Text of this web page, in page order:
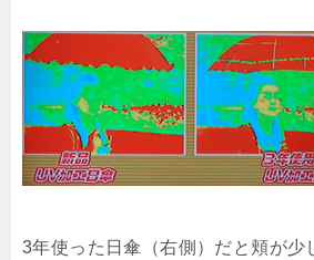
3年使った日傘（右側）だと頬が少